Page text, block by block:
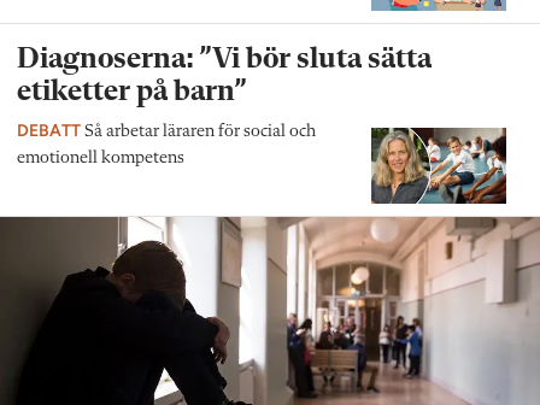
Diagnoserna: ”Vi bör sluta sätta
etiketter på barn”
DEBATT Så arbetar läraren för social och
emotionell kompetens